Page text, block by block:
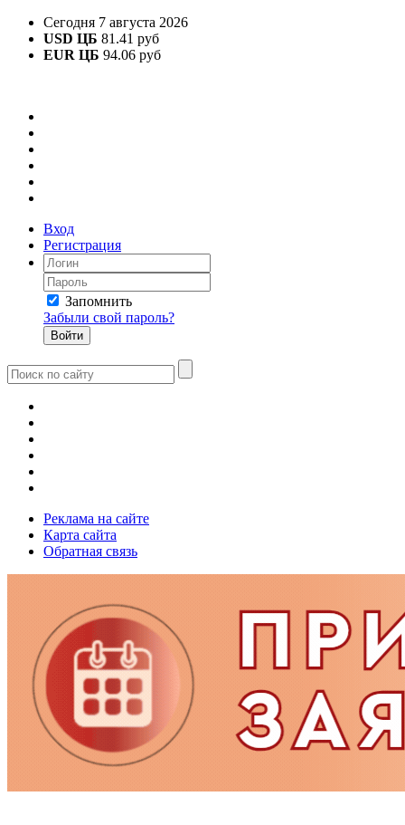
Сегодня 7 августа 2026
USD ЦБ 81.41 руб
EUR ЦБ 94.06 руб
Вход
Регистрация
Запомнить
Забыли свой пароль?
Реклама на сайте
Карта сайта
Обратная связь